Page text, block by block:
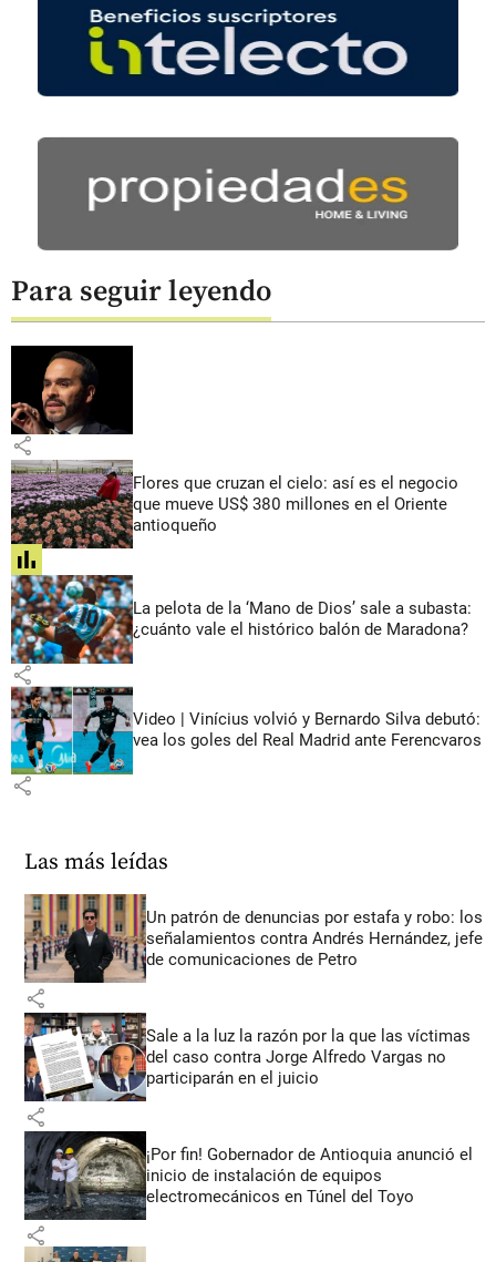
Para seguir leyendo
share
Flores que cruzan el cielo: así es el negocio
que mueve US$ 380 millones en el Oriente
antioqueño
share
La pelota de la ‘Mano de Dios’ sale a subasta:
¿cuánto vale el histórico balón de Maradona?
share
Video | Vinícius volvió y Bernardo Silva debutó:
vea los goles del Real Madrid ante Ferencvaros
share
Las más leídas
Un patrón de denuncias por estafa y robo: los
señalamientos contra Andrés Hernández, jefe
de comunicaciones de Petro
share
Sale a la luz la razón por la que las víctimas
del caso contra Jorge Alfredo Vargas no
participarán en el juicio
share
¡Por fin! Gobernador de Antioquia anunció el
inicio de instalación de equipos
electromecánicos en Túnel del Toyo
share